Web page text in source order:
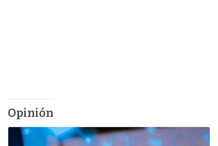
Opinión